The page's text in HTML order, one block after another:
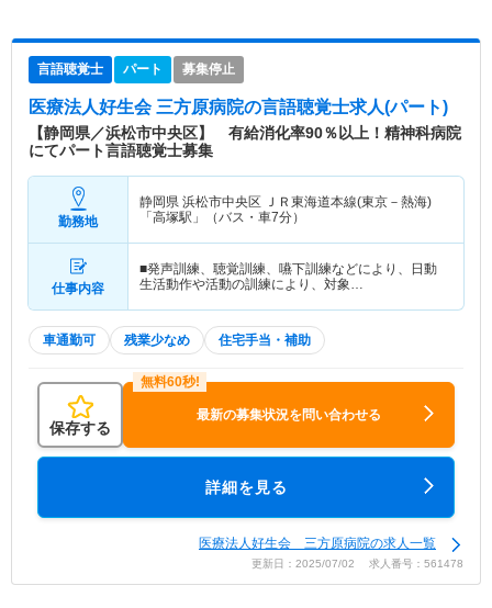
言語聴覚士 パート 募集停止
医療法人好生会 三方原病院の言語聴覚士求人(パート)
【静岡県／浜松市中央区】 有給消化率90％以上！精神科病院
にてパート言語聴覚士募集
勤務地
静岡県 浜松市中央区 ＪＲ東海道本線(東京－熱海)
「高塚駅」（バス・車7分）
仕事内容
■発声訓練、聴覚訓練、嚥下訓練などにより、日動
生活動作や活動の訓練により、対象…
車通勤可 残業少なめ 住宅手当・補助
保存する
最新の募集状況を問い合わせる
詳細を見る
医療法人好生会 三方原病院の求人一覧
更新日：2025/07/02 求人番号：561478